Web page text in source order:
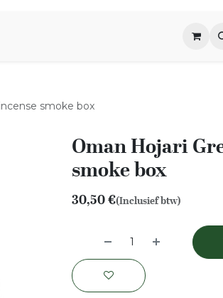
smoke box
Oman Hojari
smoke box
30,50€(Inclusief btw)